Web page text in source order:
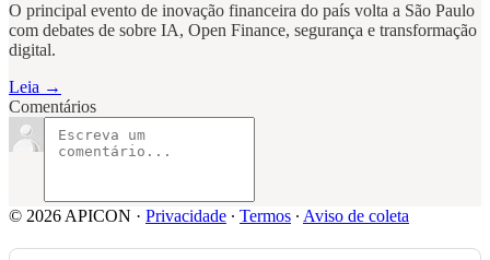
O principal evento de inovação financeira do país volta a São Paulo
com debates de sobre IA, Open Finance, segurança e transformação
digital.
Leia →
Comentários
© 2026 APICON · Privacidade ∙ Termos ∙ Aviso de coleta